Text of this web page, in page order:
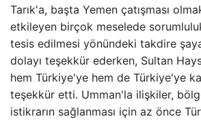
Tarık'a, başta Yemen çatışması
etkileyen birçok meselede
tesis edilmesi yönündeki takdire
dolayı teşekkür ederken, Sultan
hem Türkiye'ye hem de Türkiye'ye
teşekkür etti. Umman'la ilişkiler,
istikrarın sağlanması için az önce